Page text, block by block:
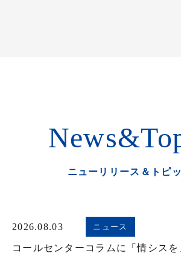
ニューリリース＆トピ
2026.08.03 ニュース
コールセンターコラムに「情シス